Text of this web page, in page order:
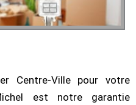
Centre-Ville pour votre
est notre garantie